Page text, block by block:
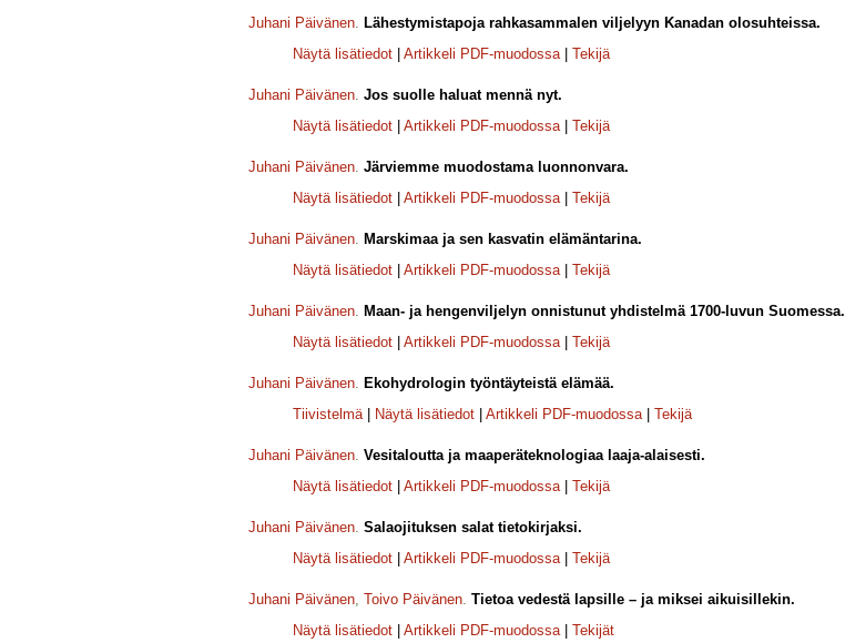
Juhani Päivänen. Lähestymistapoja rahkasammalen viljelyyn Kanadan olosuhteissa.
Näytä lisätiedot
Artikkeli PDF-muodossa| Tekijä
Juhani Päivänen. Jos suolle haluat mennä nyt.
Näytä lisätiedot
Artikkeli PDF-muodossa| Tekijä
Juhani Päivänen. Järviemme muodostama luonnonvara.
Näytä lisätiedot
Artikkeli PDF-muodossa| Tekijä
Juhani Päivänen. Marskimaa ja sen kasvatin elämäntarina.
Näytä lisätiedot
Artikkeli PDF-muodossa| Tekijä
Juhani Päivänen. Maan- ja hengenviljelyn onnistunut yhdistelmä 1700-luvun Suomessa.
Näytä lisätiedot
Artikkeli PDF-muodossa| Tekijä
Juhani Päivänen. Ekohydrologin työntäyteistä elämää.
Tiivistelmä| Näytä lisätiedot Artikkeli PDF-muodossa| Tekijä
Juhani Päivänen. Vesitaloutta ja maaperäteknologiaa laaja-alaisesti.
Näytä lisätiedot
Artikkeli PDF-muodossa| Tekijä
Juhani Päivänen. Salaojituksen salat tietokirjaksi.
Näytä lisätiedot
Artikkeli PDF-muodossa| Tekijä
Juhani Päivänen, Toivo Päivänen. Tietoa vedestä lapsille – ja miksei aikuisillekin.
Näytä lisätiedot
Artikkeli PDF-muodossa| Tekijät